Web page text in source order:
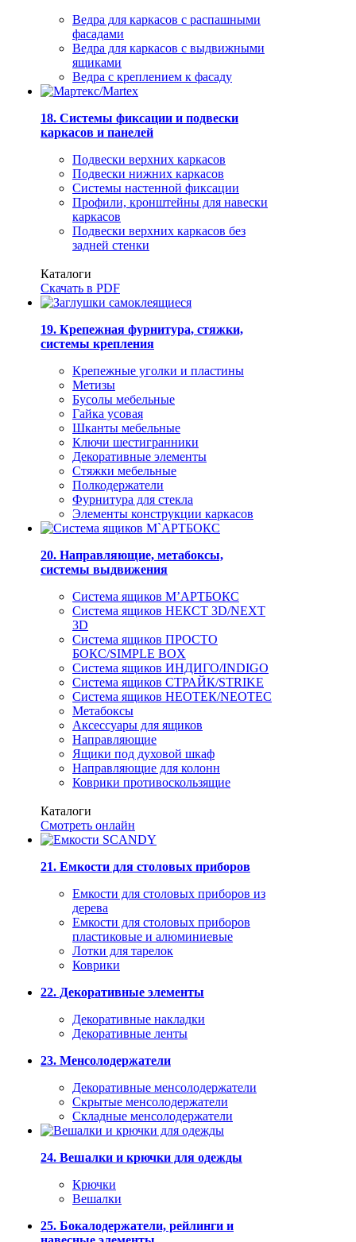
Ведра для каркасов с распашными
фасадами
Ведра для каркасов с выдвижными
ящиками
Ведра с креплением к фасаду
18. Системы фиксации и подвески
каркасов и панелей
Подвески верхних каркасов
Подвески нижних каркасов
Системы настенной фиксации
Профили, кронштейны для навески
каркасов
Подвески верхних каркасов без
задней стенки
Каталоги
Скачать в PDF
19. Крепежная фурнитура, стяжки,
системы крепления
Крепежные уголки и пластины
Метизы
Бусолы мебельные
Гайка усовая
Шканты мебельные
Ключи шестигранники
Декоративные элементы
Стяжки мебельные
Полкодержатели
Фурнитура для стекла
Элементы конструкции каркасов
20. Направляющие, метабоксы,
системы выдвижения
Система ящиков М’АРТБОКС
Система ящиков НЕКСТ 3D/NEXT
3D
Система ящиков ПРОСТО
БОКС/SIMPLE BOX
Система ящиков ИНДИГО/INDIGO
Система ящиков СТРАЙК/STRIKE
Система ящиков НЕОТЕК/NEOTEC
Метабоксы
Аксессуары для ящиков
Направляющие
Ящики под духовой шкаф
Направляющие для колонн
Коврики противоскользящие
Каталоги
Смотреть онлайн
21. Емкости для столовых приборов
Емкости для столовых приборов из
дерева
Емкости для столовых приборов
пластиковые и алюминиевые
Лотки для тарелок
Коврики
22. Декоративные элементы
Декоративные накладки
Декоративные ленты
23. Менсолодержатели
Декоративные менсолодержатели
Скрытые менсолодержатели
Складные менсолодержатели
24. Вешалки и крючки для одежды
Крючки
Вешалки
25. Бокалодержатели, рейлинги и